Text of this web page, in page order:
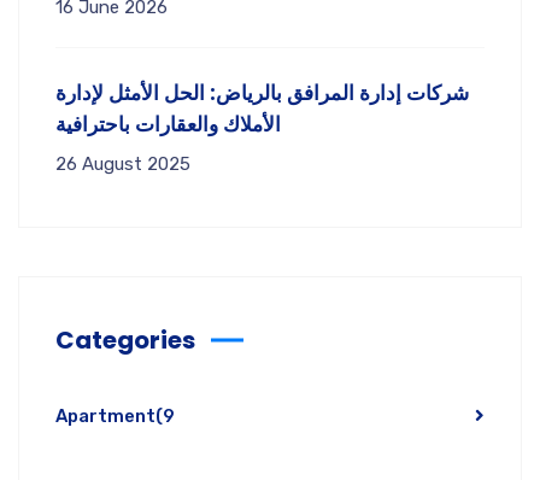
16 June 2026
شركات إدارة المرافق بالرياض: الحل الأمثل لإدارة
الأملاك والعقارات باحترافية
26 August 2025
Categories
Apartment(9